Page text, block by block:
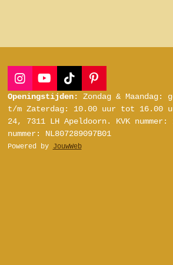
I
n
s
a
g
r
Y
o
u
T
b
e
T
i
o
k
P
i
n
r
Openingstijden: Zondag & Maandag:
t/m Zaterdag: 10.00 uur tot 16.00
24, 7311 LH Apeldoorn.
KVK nummer:
nummer: NL807289097B01
Powered by JouwWeb